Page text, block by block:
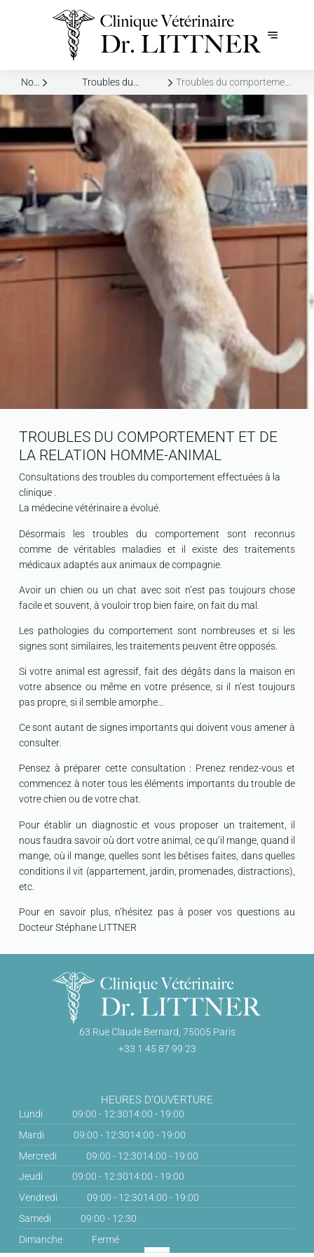
Nos
Services
Troubles du
comportement et de la
relation homme-animal
Troubles du comportement
et de la relation homme-
animal
TROUBLES DU COMPORTEMENT ET DE
LA RELATION HOMME-ANIMAL
Consultations des troubles du comportement effectuées à la
clinique .
La médecine vétérinaire a évolué.
Désormais les troubles du comportement sont reconnus
comme de véritables maladies et il existe des traitements
médicaux adaptés aux animaux de compagnie.
Avoir un chien ou un chat avec soit n’est pas toujours chose
facile et souvent, à vouloir trop bien faire, on fait du mal.
Les pathologies du comportement sont nombreuses et si les
signes sont similaires, les traitements peuvent être opposés.
Si votre animal est agressif, fait des dégâts dans la maison en
votre absence ou même en votre présence, si il n’est toujours
pas propre, si il semble amorphe…
Ce sont autant de signes importants qui doivent vous amener à
consulter.
Pensez à préparer cette consultation : Prenez rendez-vous et
commencez à noter tous les éléments importants du trouble de
votre chien ou de votre chat.
Pour établir un diagnostic et vous proposer un traitement, il
nous faudra savoir où dort votre animal, ce qu’il mange, quand il
mange, où il mange, quelles sont les bêtises faites, dans quelles
conditions il vit (appartement, jardin, promenades, distractions),
etc.
Pour en savoir plus, n’hésitez pas à poser vos questions au
Docteur Stéphane LITTNER
63 Rue Claude Bernard, 75005 Paris
+33 1 45 87 99 23
HEURES D'OUVERTURE
Lundi 09:00 - 12:3014:00 - 19:00
Mardi
09:00 - 12:3014:00 - 19:00
Mercredi
09:00 - 12:3014:00 - 19:00
Jeudi
09:00 - 12:3014:00 - 19:00
Vendredi
09:00 - 12:3014:00 - 19:00
Samedi
09:00 - 12:30
Dimanche
Fermé